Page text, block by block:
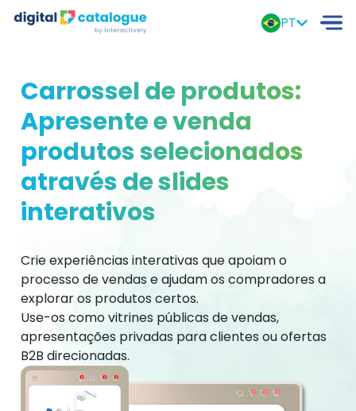
PT
Carrossel de produtos:
Apresente e venda
produtos selecionados
através de slides
interativos
Crie experiências interativas que apoiam o
processo de vendas e ajudam os compradores a
explorar os produtos certos.
Use-os como vitrines públicas de vendas,
apresentações privadas para clientes ou ofertas
B2B direcionadas.